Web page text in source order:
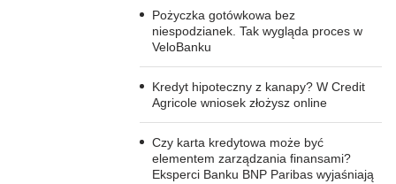
Pożyczka gotówkowa bez
niespodzianek. Tak wygląda proces w
VeloBanku
Kredyt hipoteczny z kanapy? W Credit
Agricole wniosek złożysz online
Czy karta kredytowa może być
elementem zarządzania finansami?
Eksperci Banku BNP Paribas wyjaśniają